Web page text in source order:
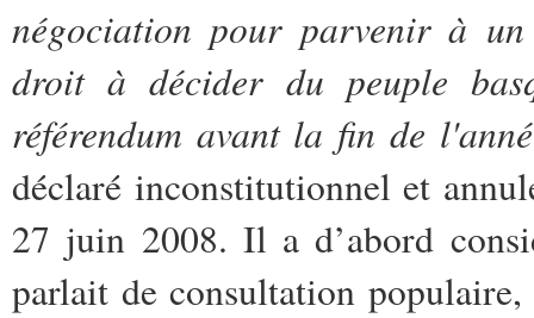
négociation pour parvenir à
droit à décider du peuple
référendum avant la fin de
déclaré inconstitutionnel et
27 juin 2008. Il a d’abord
parlait de consultation